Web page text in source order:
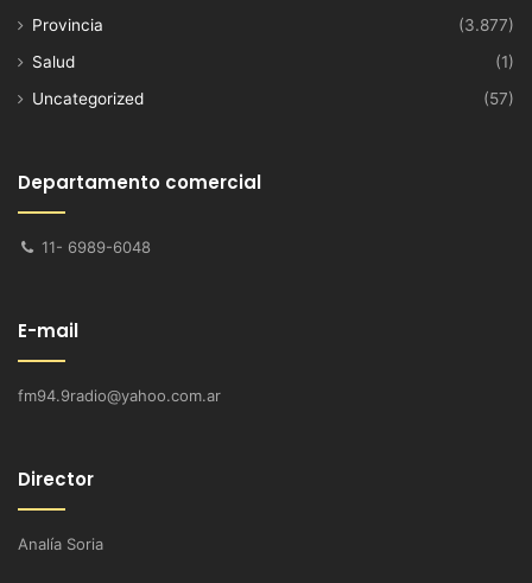
Provincia
(3.877)
Salud
(1)
Uncategorized
(57)
Departamento comercial
11- 6989-6048
E-mail
fm94.9radio@yahoo.com.ar
Director
Analía Soria